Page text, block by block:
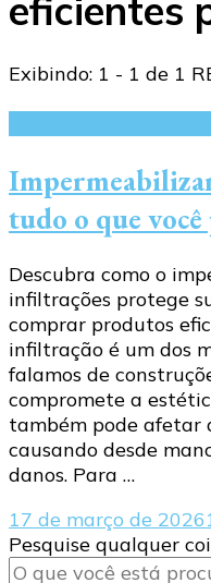
eficientes
Exibindo: 1 - 1 de 1
tudo o que você
Descubra como o
infiltrações protege
comprar produtos
infiltração é um dos
falamos de
compromete a
também pode afetar
causando desde
danos. Para …
17 de março de 2026
Procurando
algo?
Pesquise qualquer